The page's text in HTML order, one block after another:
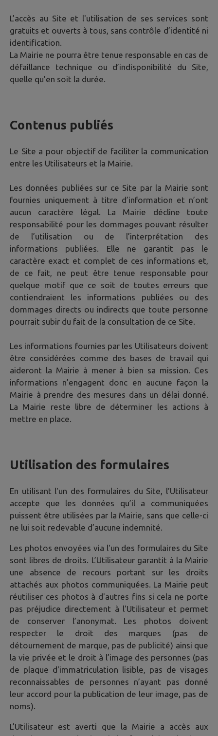
L’accès au Site et l'utilisation de ses services sont
gratuits et ouverts à tous, sans contrôle d’identité ni
identification.
La Mairie ne pourra être tenue responsable en cas de
défaillance technique ou d’indisponibilité du Site,
quelle qu’en soit la durée.
Contenus publiés
Le Site a pour objectif de faciliter la communication
entre les Utilisateurs et la Mairie.
Les données publiées sur ce Site par la Mairie sont
fournies uniquement à titre d’information et n’ont
aucun caractère légal. La Mairie décline toute
responsabilité pour les dommages pouvant résulter
de l’utilisation ou de l’interprétation des
informations publiées. Elle ne garantit pas le
caractère exact et complet de ces informations et,
de ce fait, ne peut être tenue responsable pour
quelque motif que ce soit de toutes erreurs que
contiendraient les informations publiées ou des
dommages directs ou indirects que toute personne
pourrait subir du fait de la consultation de ce Site.
Les informations fournies par les Utilisateurs doivent
être considérées comme des bases de travail qui
aideront la Mairie à mener à bien sa mission. Ces
informations n’engagent donc en aucune façon la
Mairie à prendre des mesures dans un délai donné.
La Mairie reste libre de déterminer les actions à
mettre en place.
Utilisation des formulaires
En utilisant l'un des formulaires du Site, l’Utilisateur
accepte que les données qu’il a communiquées
puissent être utilisées par la Mairie, sans que celle-ci
ne lui soit redevable d’aucune indemnité.
Les photos envoyées via l'un des formulaires du Site
sont libres de droits. L’Utilisateur garantit à la Mairie
une absence de recours portant sur les droits
attachés aux photos communiquées. La Mairie peut
réutiliser ces photos à d'autres fins si cela ne porte
pas préjudice directement à l'Utilisateur et permet
de conserver l’anonymat. Les photos doivent
respecter le droit des marques (pas de
détournement de marque, pas de publicité) ainsi que
la vie privée et le droit à l’image des personnes (pas
de plaque d'immatriculation lisible, pas de visages
reconnaissables de personnes n’ayant pas donné
leur accord pour la publication de leur image, pas de
noms).
L’Utilisateur est averti que la Mairie a accès aux